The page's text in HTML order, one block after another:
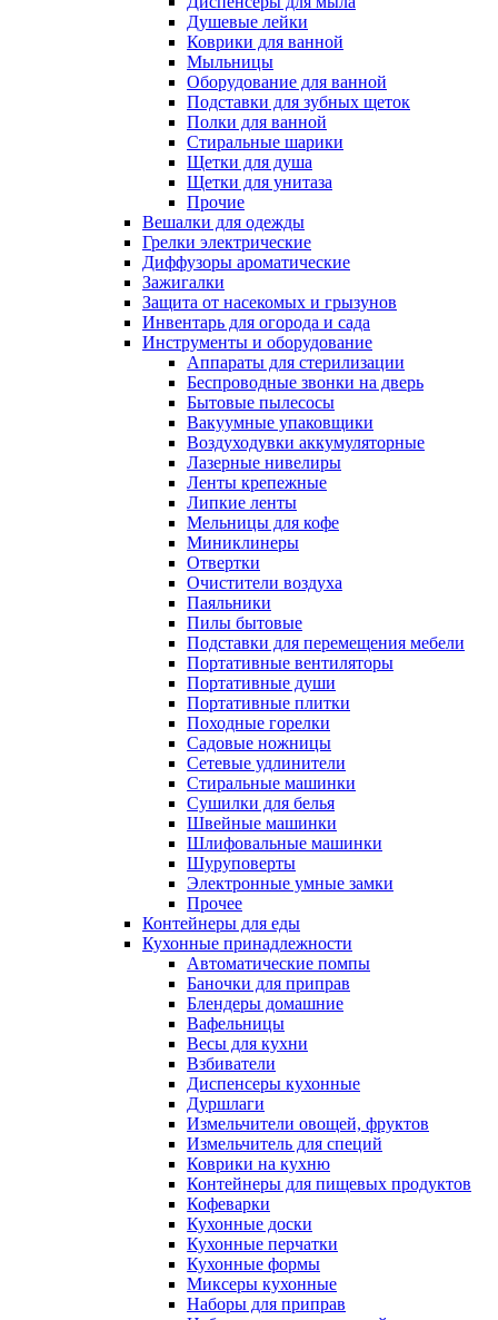
Душевые лейки
Коврики для ванной
Мыльницы
Оборудование для ванной
Подставки для зубных щеток
Полки для ванной
Стиральные шарики
Щетки для душа
Щетки для унитаза
Прочие
Вешалки для одежды
Грелки электрические
Диффузоры ароматические
Зажигалки
Защита от насекомых и грызунов
Инвентарь для огорода и сада
Инструменты и оборудование
Аппараты для стерилизации
Беспроводные звонки на дверь
Бытовые пылесосы
Вакуумные упаковщики
Воздуходувки аккумуляторные
Лазерные нивелиры
Ленты крепежные
Липкие ленты
Мельницы для кофе
Миниклинеры
Отвертки
Очистители воздуха
Паяльники
Пилы бытовые
Подставки для перемещения мебели
Портативные вентиляторы
Портативные души
Портативные плитки
Походные горелки
Садовые ножницы
Сетевые удлинители
Стиральные машинки
Сушилки для белья
Швейные машинки
Шлифовальные машинки
Шуруповерты
Электронные умные замки
Прочее
Контейнеры для еды
Кухонные принадлежности
Автоматические помпы
Баночки для приправ
Блендеры домашние
Вафельницы
Весы для кухни
Взбиватели
Диспенсеры кухонные
Дуршлаги
Измельчители овощей, фруктов
Измельчитель для специй
Коврики на кухню
Контейнеры для пищевых продуктов
Кофеварки
Кухонные доски
Кухонные перчатки
Кухонные формы
Миксеры кухонные
Наборы для приправ